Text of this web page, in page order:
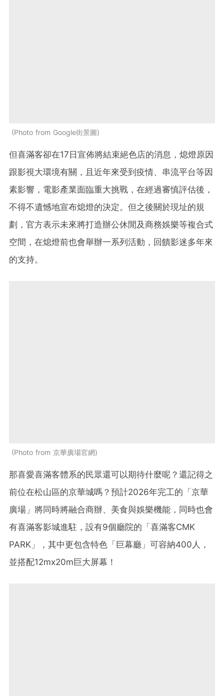
Photo from Google街景圖
但喜滿客卻在17日宣佈將結束絕色店的消息，熄燈原因
跟影視大環境有關，且近年來受到疫情、串流平台等因
素影響，電影產業面臨重大挑戰，在經過審慎評估後，
不得不遺憾地宣布熄燈的決定。但之後關於現址的規
劃，官方表示未來將打造辦公休閒及商務娛樂等複合式
空間，在熄燈前也會舉辦一系列活動，回饋影迷多年來
的支持。
Photo from 京華廣場官網
那喜愛喜滿客體系的民眾還可以期待什麼呢？還記得之
前位在松山區的京華城嗎？預計2026年完工的「京華
廣場」將同時將融合商辦、美食與娛樂機能，同時也會
有喜滿客影城進駐，設有9個廳院的「喜滿客CMK
PARK」，其中更包含特色「巨幕廳」可容納400人，
並搭配12mx20m巨大屏幕！